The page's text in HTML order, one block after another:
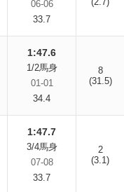
06-06
33.7
1:47.6
1/2馬身
01-01
34.4
8
(31.5)
1:47.7
3/4馬身
07-08
33.7
2
(3.1)